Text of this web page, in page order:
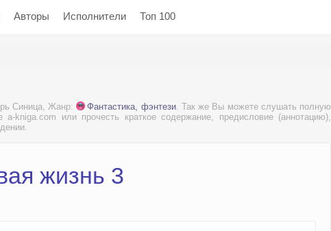
Авторы Исполнители Топ 100
Синица, Жанр: Фантастика, фэнтези. Так же Вы можете слушать полную
kniga.com или прочесть краткое содержание, предисловие (аннотацию),
жизнь 3